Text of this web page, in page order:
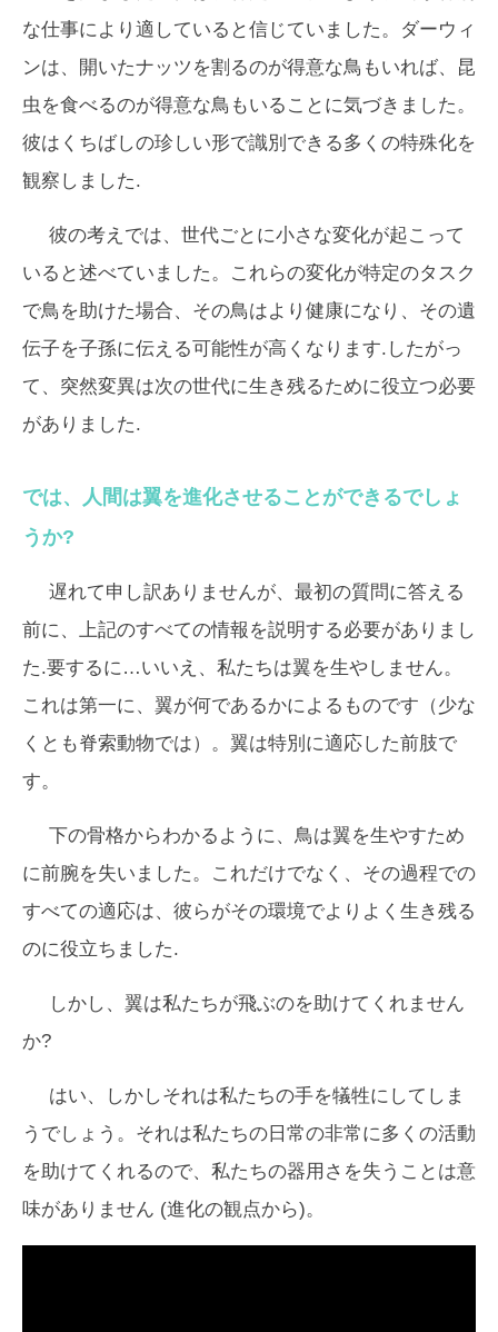
な仕事により適していると信じていました。ダーウィ
ンは、開いたナッツを割るのが得意な鳥もいれば、昆
虫を食べるのが得意な鳥もいることに気づきました。
彼はくちばしの珍しい形で識別できる多くの特殊化を
観察しました.
彼の考えでは、世代ごとに小さな変化が起こって
いると述べていました。これらの変化が特定のタスク
で鳥を助けた場合、その鳥はより健康になり、その遺
伝子を子孫に伝える可能性が高くなります.したがっ
て、突然変異は次の世代に生き残るために役立つ必要
がありました.
では、人間は翼を進化させることができるでしょ
うか?
遅れて申し訳ありませんが、最初の質問に答える
前に、上記のすべての情報を説明する必要がありまし
た.要するに…いいえ、私たちは翼を生やしません。
これは第一に、翼が何であるかによるものです（少な
くとも脊索動物では）。翼は特別に適応した前肢で
す。
下の骨格からわかるように、鳥は翼を生やすため
に前腕を失いました。これだけでなく、その過程での
すべての適応は、彼らがその環境でよりよく生き残る
のに役立ちました.
しかし、翼は私たちが飛ぶのを助けてくれません
か?
はい、しかしそれは私たちの手を犠牲にしてしま
うでしょう。それは私たちの日常の非常に多くの活動
を助けてくれるので、私たちの器用さを失うことは意
味がありません (進化の観点から)。